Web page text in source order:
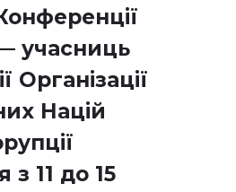
учасниць
Організації
Націй
з 11 до 15